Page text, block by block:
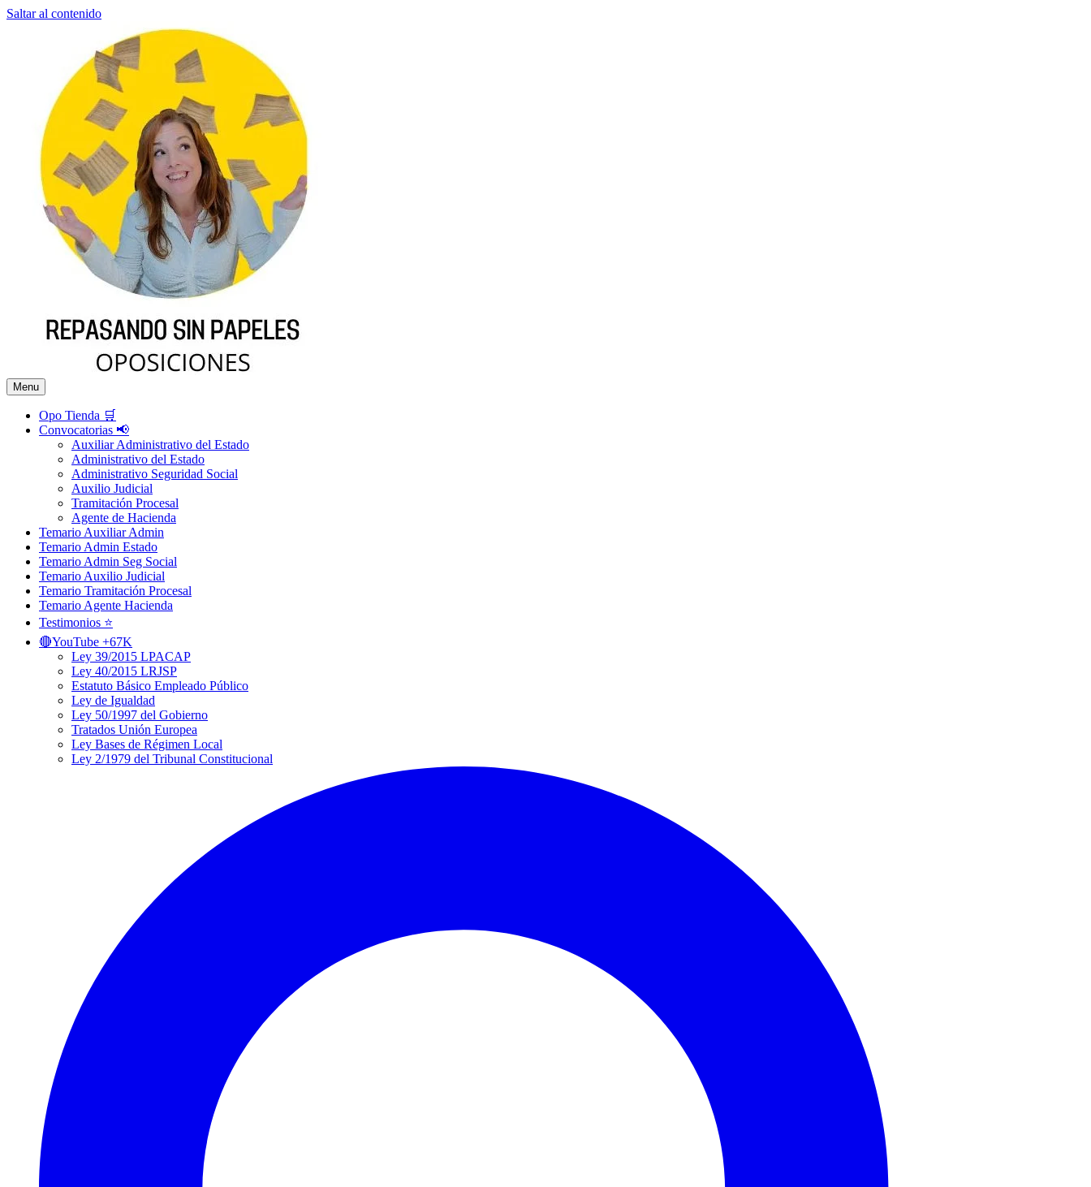
Saltar al contenido
Menu
Opo Tienda 🛒
Convocatorias 📢
Auxiliar Administrativo del Estado
Administrativo del Estado
Administrativo Seguridad Social
Auxilio Judicial
Tramitación Procesal
Agente de Hacienda
Temario Auxiliar Admin
Temario Admin Estado
Temario Admin Seg Social
Temario Auxilio Judicial
Temario Tramitación Procesal
Temario Agente Hacienda
Testimonios ⭐️
🔴YouTube +67K
Ley 39/2015 LPACAP
Ley 40/2015 LRJSP
Estatuto Básico Empleado Público
Ley de Igualdad
Ley 50/1997 del Gobierno
Tratados Unión Europea
Ley Bases de Régimen Local
Ley 2/1979 del Tribunal Constitucional